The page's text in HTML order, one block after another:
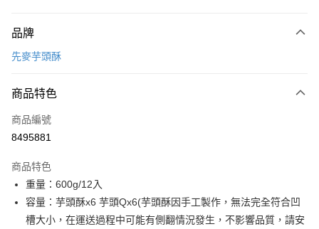
信用卡一次付款
Apple Pay
街口支付
Google Pay
全盈+PAY
大哥付你分期
品牌
先麥芋頭酥
商品特色
商品編號
8495881
商品特色
重量：600g/12入
容量：芋頭酥x6 芋頭Qx6(芋頭酥因手工製作，無法完全符合凹
槽大小，在運送過程中可能有側翻情況發生，不影響品質，請安